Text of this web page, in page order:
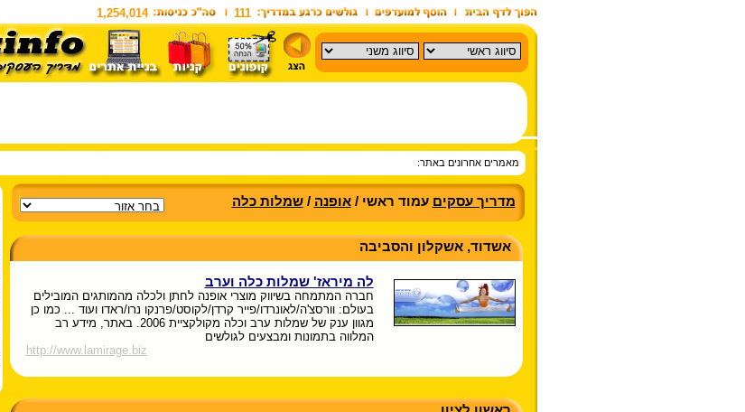
1,254,014 111
מאמרים אחרונים באתר:
מדריך עסקים עמוד ראשי /אופנה /שמלות כלה
אשדוד, אשקלון והסביבה
לה מיראז' שמלות כלה וערב
חברה המתמחה בשיווק מוצרי אופנה לחתן ולכלה מהמותגים המובילים
בעולם: וורסצ'ה/לאונרדו/פייר קרדן/לקוסט/פרנקו נרו/ראדו ועוד ... כמו כן
מגוון ענק של שמלות ערב וכלה מקולקציית 2006. באתר, מידע רב
המלווה בתמונות ומבצעים לגולשים
http://www.lamirage.biz